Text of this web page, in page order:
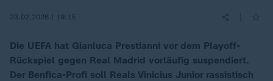
23.02.2026 | 19:15
Die UEFA hat Gianluca Prestianni vor dem Playoff-
Rückspiel gegen Real Madrid vorläufig suspendiert.
Der Benfica-Profi soll Reals Vinicius Junior rassistisch